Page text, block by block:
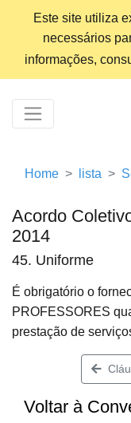
Este site utiliza
necessários
informações,
Home lista
Acordo
2014
45. Uniforme
É obrigatório o
PROFESSORES
prestação de
Voltar à